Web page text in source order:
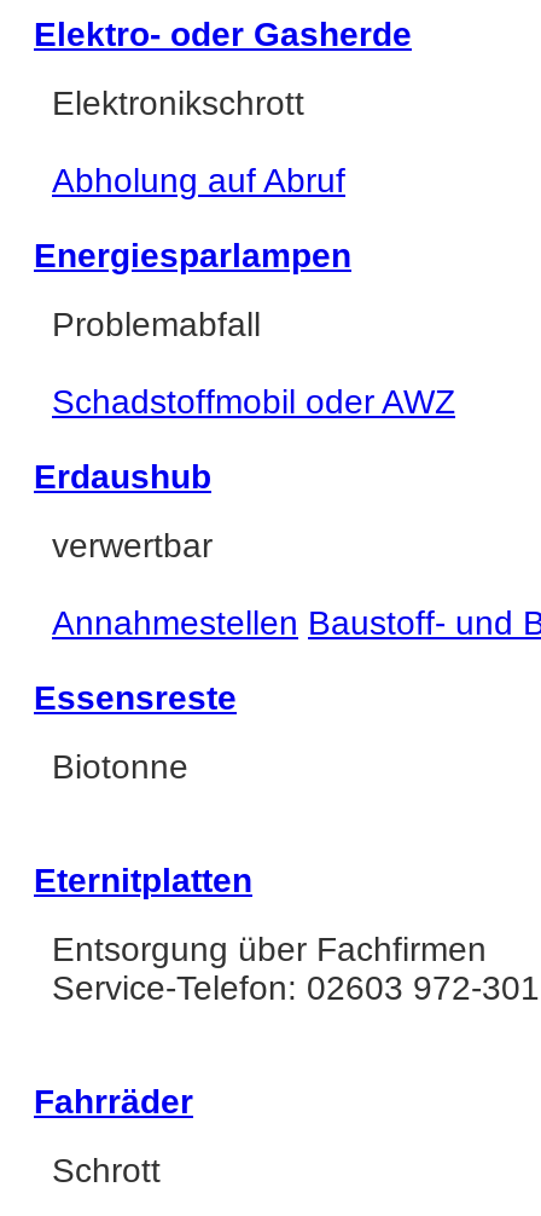
Elektro- oder Gasherde
Elektronikschrott
Abholung auf Abruf
Energiesparlampen
Problemabfall
Schadstoffmobil oder AWZ
Erdaushub
verwertbar
Annahmestellen Baustoff- und
Essensreste
Biotonne
Eternitplatten
Entsorgung über Fachfirmen
Service-Telefon: 02603 972-301
Fahrräder
Schrott